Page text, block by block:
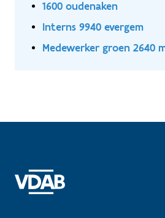
1600 oudenaken
Interns 9940 evergem
Medewerker groen 2640